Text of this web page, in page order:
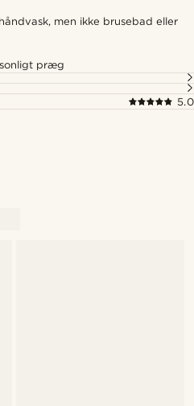
men ikke brusebad eller
præg
5.0